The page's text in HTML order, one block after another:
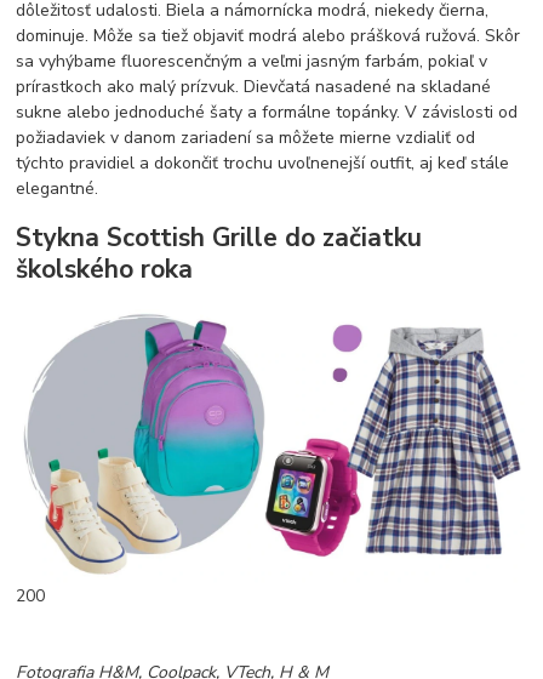
dôležitosť udalosti. Biela a námornícka modrá, niekedy čierna,
dominuje. Môže sa tiež objaviť modrá alebo prášková ružová. Skôr
sa vyhýbame fluorescenčným a veľmi jasným farbám, pokiaľ v
prírastkoch ako malý prízvuk. Dievčatá nasadené na skladané
sukne alebo jednoduché šaty a formálne topánky. V závislosti od
požiadaviek v danom zariadení sa môžete mierne vzdialiť od
týchto pravidiel a dokončiť trochu uvoľnenejší outfit, aj keď stále
elegantné.
Stykna Scottish Grille do začiatku
školského roka
200
Fotografia H&M, Coolpack, VTech, H & M